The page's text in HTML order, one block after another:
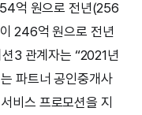
억 원으로 전년(256
246억 원으로 전년
3 관계자는 “2021년
파트너 공인중개사
비스 프로모션을 지